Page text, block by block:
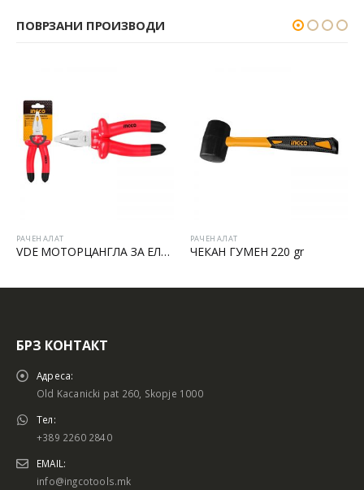
ПОВРЗАНИ ПРОИЗВОДИ
РАЧЕН АЛАТ
VDE МОТОРЦАНГЛА ЗА ЕЛЕКТРИЧАРИ
РАЧЕН АЛАТ
ЧЕКАН ГУМЕН 220 gr
БРЗ КОНТАКТ
Адреса:
Old Kacanicki pat 260, Skopje 1000
Тел:
+389 2260 2840
EMAIL:
info@ingcotools.mk